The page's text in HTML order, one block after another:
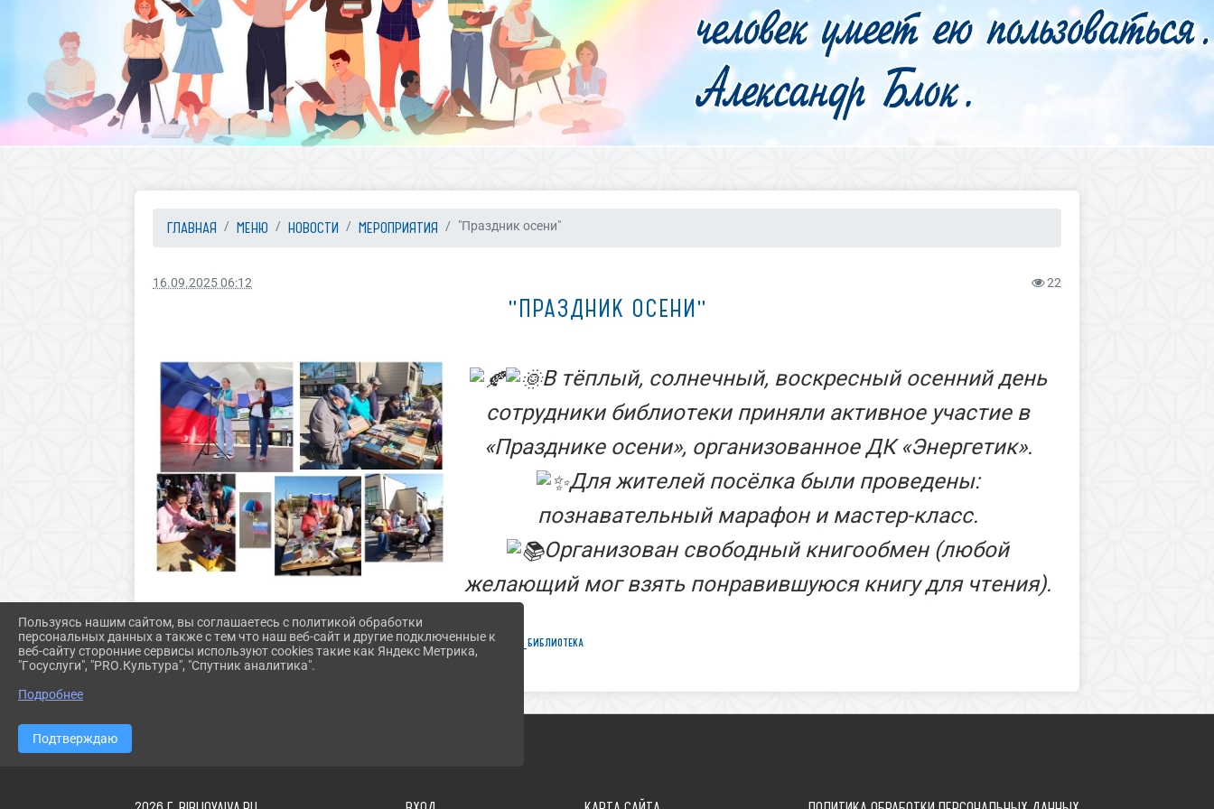
ГЛАВНАЯ МЕНЮ НОВОСТИ МЕРОПРИЯТИЯ "Праздник осени"
16.09.2025 06:12 22
"ПРАЗДНИК ОСЕНИ"
В тёплый, солнечный, воскресный осенний день
сотрудники библиотеки приняли активное участие в
«Празднике осени», организованное ДК «Энергетик».
Для жителей посёлка были проведены:
познавательный марафон и мастер-класс.
Организован свободный книгообмен (любой
желающий мог взять понравившуюся книгу для чтения).
#Яйвинская_библиотека
Пользуясь нашим сайтом, вы соглашаетесь с политикой обработки
персональных данных а также с тем что наш веб-сайт и другие подключенные к
веб-сайту сторонние сервисы используют cookies такие как Яндекс Метрика,
"Госуслуги", "PRO.Культура", "Спутник аналитика".
Подробнее
Подтверждаю